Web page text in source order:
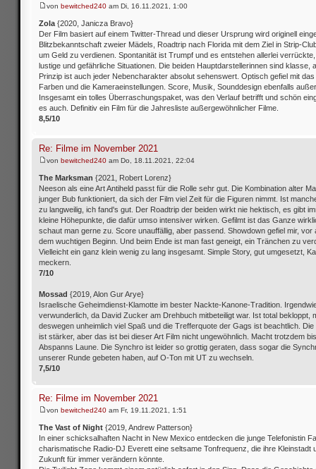
von bewitched240 am Di, 16.11.2021, 1:00
Zola {2020, Janicza Bravo}
Der Film basiert auf einem Twitter-Thread und dieser Ursprung wird originell
Blitzbekanntschaft zweier Mädels, Roadtrip nach Florida mit dem Ziel in Strip-
um Geld zu verdienen. Spontanität ist Trumpf und es entstehen allerlei
lustige und gefährliche Situationen. Die beiden Hauptdarstellerinnen sind klasse,
Prinzip ist auch jeder Nebencharakter absolut sehenswert. Optisch gefiel mit das
Farben und die Kameraeinstellungen. Score, Musik, Sounddesign ebenfalls
Insgesamt ein tolles Überraschungspaket, was den Verlauf betrifft und schön
es auch. Definitiv ein Film für die Jahresliste außergewöhnlicher Filme.
8,5/10
Re: Filme im November 2021
von bewitched240 am Do, 18.11.2021, 22:04
The Marksman {2021, Robert Lorenz}
Neeson als eine Art Antiheld passt für die Rolle sehr gut. Die Kombination alter
junger Bub funktioniert, da sich der Film viel Zeit für die Figuren nimmt. Ist
zu langweilig, ich fand's gut. Der Roadtrip der beiden wirkt nie hektisch, es gibt
kleine Höhepunkte, die dafür umso intensiver wirken. Gefilmt ist das Ganze
schaut man gerne zu. Score unauffällig, aber passend. Showdown gefiel mir, vor
dem wuchtigen Beginn. Und beim Ende ist man fast geneigt, ein Tränchen zu
Vielleicht ein ganz klein wenig zu lang insgesamt. Simple Story, gut umgesetzt,
meckern.
7/10
Mossad {2019, Alon Gur Arye}
Israelische Geheimdienst-Klamotte im bester Nackte-Kanone-Tradition.
verwunderlich, da David Zucker am Drehbuch mitbeteiligt war. Ist total bekloppt,
deswegen unheimlich viel Spaß und die Trefferquote der Gags ist beachtlich.
ist stärker, aber das ist bei dieser Art Film nicht ungewöhnlich. Macht trotzdem
Abspanns Laune. Die Synchro ist leider so grottig geraten, dass sogar die
unserer Runde gebeten haben, auf O-Ton mit UT zu wechseln.
7,5/10
Re: Filme im November 2021
von bewitched240 am Fr, 19.11.2021, 1:51
The Vast of Night {2019, Andrew Patterson}
In einer schicksalhaften Nacht in New Mexico entdecken die junge Telefonistin
charismatische Radio-DJ Everett eine seltsame Tonfrequenz, die ihre Kleinstadt
Zukunft für immer verändern könnte.